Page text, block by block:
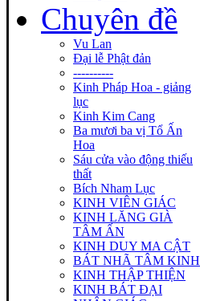
Chuyên đề
Vu Lan
Đại lễ Phật đản
----------
Kinh Pháp Hoa - giảng
lục
Kinh Kim Cang
Ba mươi ba vị Tổ Ấn
Hoa
Sáu cửa vào động thiếu
thất
Bích Nham Lục
KINH VIÊN GIÁC
KINH LĂNG GIÀ
TÂM ẤN
KINH DUY MA CẬT
BÁT NHÃ TÂM KINH
KINH THẬP THIỆN
KINH BÁT ĐẠI